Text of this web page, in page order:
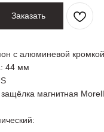
Заказать
с алюминевой кромкой
44 мм
защёлка магнитная